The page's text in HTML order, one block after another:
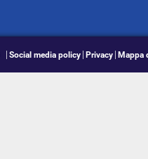
Social media policy Privacy Mappa